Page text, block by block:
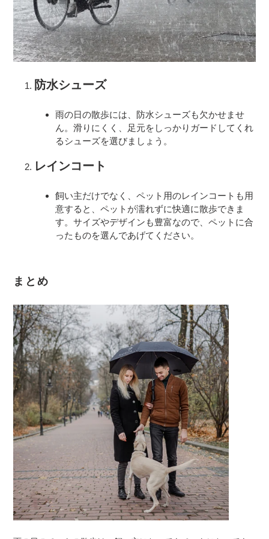
防水シューズ
雨の日の散歩には、防水シューズも欠かせませ
ん。滑りにくく、足元をしっかりガードしてくれ
るシューズを選びましょう。
レインコート
飼い主だけでなく、ペット用のレインコートも用
意すると、ペットが濡れずに快適に散歩できま
す。サイズやデザインも豊富なので、ペットに合
ったものを選んであげてください。
まとめ